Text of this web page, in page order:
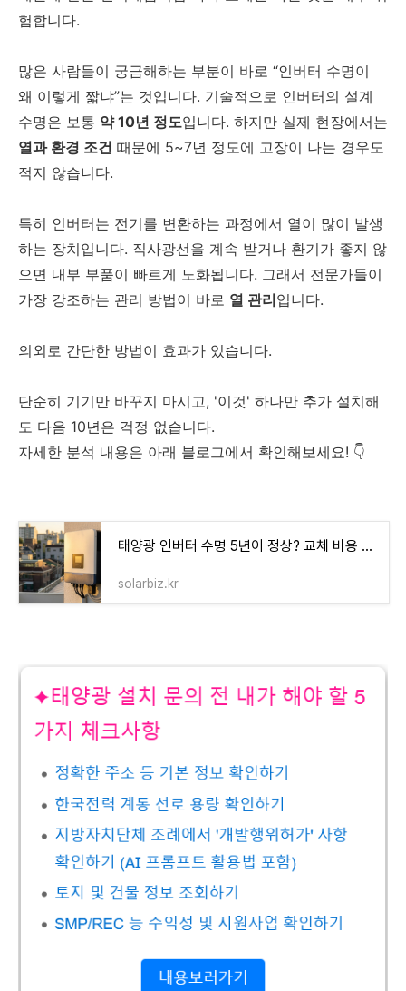
험합니다.
많은 사람들이 궁금해하는 부분이 바로 “인버터 수명이
왜 이렇게 짧냐”는 것입니다. 기술적으로 인버터의 설계
수명은 보통 약 10년 정도입니다. 하지만 실제 현장에서는
열과 환경 조건 때문에 5~7년 정도에 고장이 나는 경우도
적지 않습니다.
특히 인버터는 전기를 변환하는 과정에서 열이 많이 발생
하는 장치입니다. 직사광선을 계속 받거나 환기가 좋지 않
으면 내부 부품이 빠르게 노화됩니다. 그래서 전문가들이
가장 강조하는 관리 방법이 바로 열 관리입니다.
의외로 간단한 방법이 효과가 있습니다.
단순히 기기만 바꾸지 마시고, '이것' 하나만 추가 설치해
도 다음 10년은 걱정 없습니다.
자세한 분석 내용은 아래 블로그에서 확인해보세요! 👇
태양광 인버터 수명 5년이 정상? 교체 비용 80만 원 아끼는 법 - 솔라비즈
solarbiz.kr